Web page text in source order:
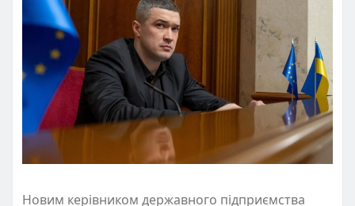
Новим керівником державного підприємства